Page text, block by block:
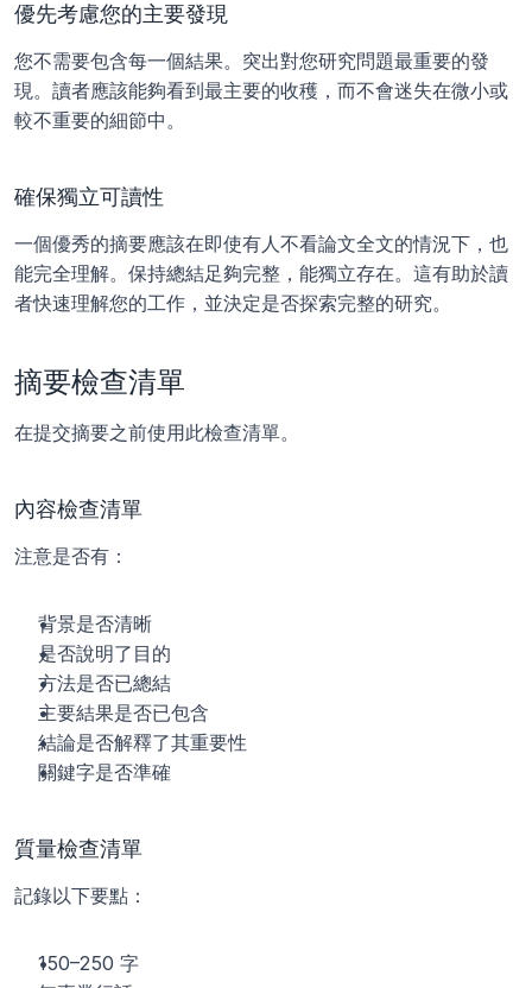
優先考慮您的主要發現
您不需要包含每一個結果。突出對您研究問題最重要的發
現。讀者應該能夠看到最主要的收穫，而不會迷失在微小或
較不重要的細節中。
確保獨立可讀性
一個優秀的摘要應該在即使有人不看論文全文的情況下，也
能完全理解。保持總結足夠完整，能獨立存在。這有助於讀
者快速理解您的工作，並決定是否探索完整的研究。
摘要檢查清單
在提交摘要之前使用此檢查清單。
內容檢查清單
注意是否有：
背景是否清晰
是否說明了目的
方法是否已總結
主要結果是否已包含
結論是否解釋了其重要性
關鍵字是否準確
質量檢查清單
記錄以下要點：
150–250 字